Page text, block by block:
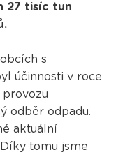
27 tisíc tun
s
účinnosti v roce
provozu
odběr odpadu.
aktuální
tomu jsme